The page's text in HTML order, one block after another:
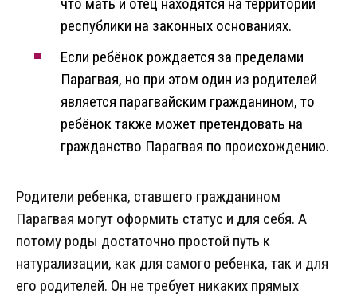
что мать и отец находятся на территории
республики на законных основаниях.
Если ребёнок рождается за пределами
Парагвая, но при этом один из родителей
является парагвайским гражданином, то
ребёнок также может претендовать на
гражданство Парагвая по происхождению.
Родители ребенка, ставшего гражданином
Парагвая могут оформить статус и для себя. А
потому роды достаточно простой путь к
натурализации, как для самого ребенка, так и для
его родителей. Он не требует никаких прямых